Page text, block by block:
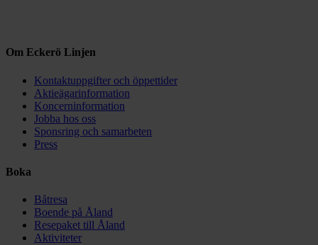
Om Eckerö Linjen
Kontaktuppgifter och öppettider
Aktieägarinformation
Koncerninformation
Jobba hos oss
Sponsring och samarbeten
Press
Boka
Båtresa
Boende på Åland
Resepaket till Åland
Aktiviteter